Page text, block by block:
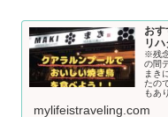
お
リ
※残
の間
まき
たの
もあ
mylifeistraveling.com